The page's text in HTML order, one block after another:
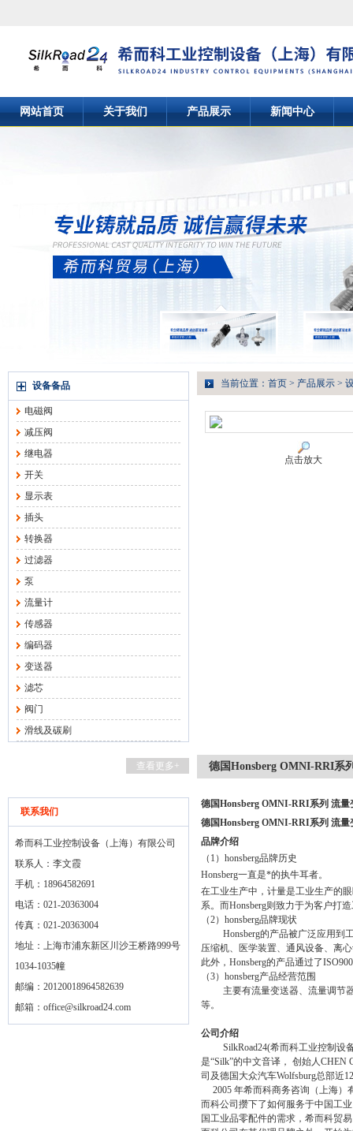
网站首页 关于我们 产品展示 新闻中心
设备备品
电磁阀
减压阀
继电器
开关
显示表
插头
转换器
过滤器
泵
流量计
传感器
编码器
变送器
滤芯
阀门
滑线及碳刷
查看更多+
联系我们
希而科工业控制设备（上海）有限公司
联系人：李文霞
手机：18964582691
电话：021-20363004
传真：021-20363004
地址：上海市浦东新区川沙王桥路999号
1034-1035幢
邮编：20120018964582639
邮箱： office@silkroad24.com
当前位置： 首页 > 产品展示 >
点击放大
德国Honsberg OMNI-RRI系
德国Honsberg OMNI-RRI系列 流量
德国Honsberg OMNI-RRI系列 流量
品牌介绍
（ 1 ） honsberg品牌历史
Honsberg一直是*的执牛耳者。
在工业生产中，计量是工业生产的
系。而Honsberg则致力于为客户打
（2） honsberg品牌现状
Honsberg的产品被广泛应用到
压缩机、医学装置、通风设备、离
此外， Honsberg的产品通过了
（3） honsberg产品经营范围
主要有流量变送器、流量调节
等。
公司介绍
SilkRoad24(希而科工业控制设
是“Silk”的中文音译， 创始人CHEN
司及德国大众汽车Wolfsburg总部近
2005 年希而科商务咨询（上海）
而科公司攒下了如何服务于中国工
国工业品零配件的需求，希而科贸